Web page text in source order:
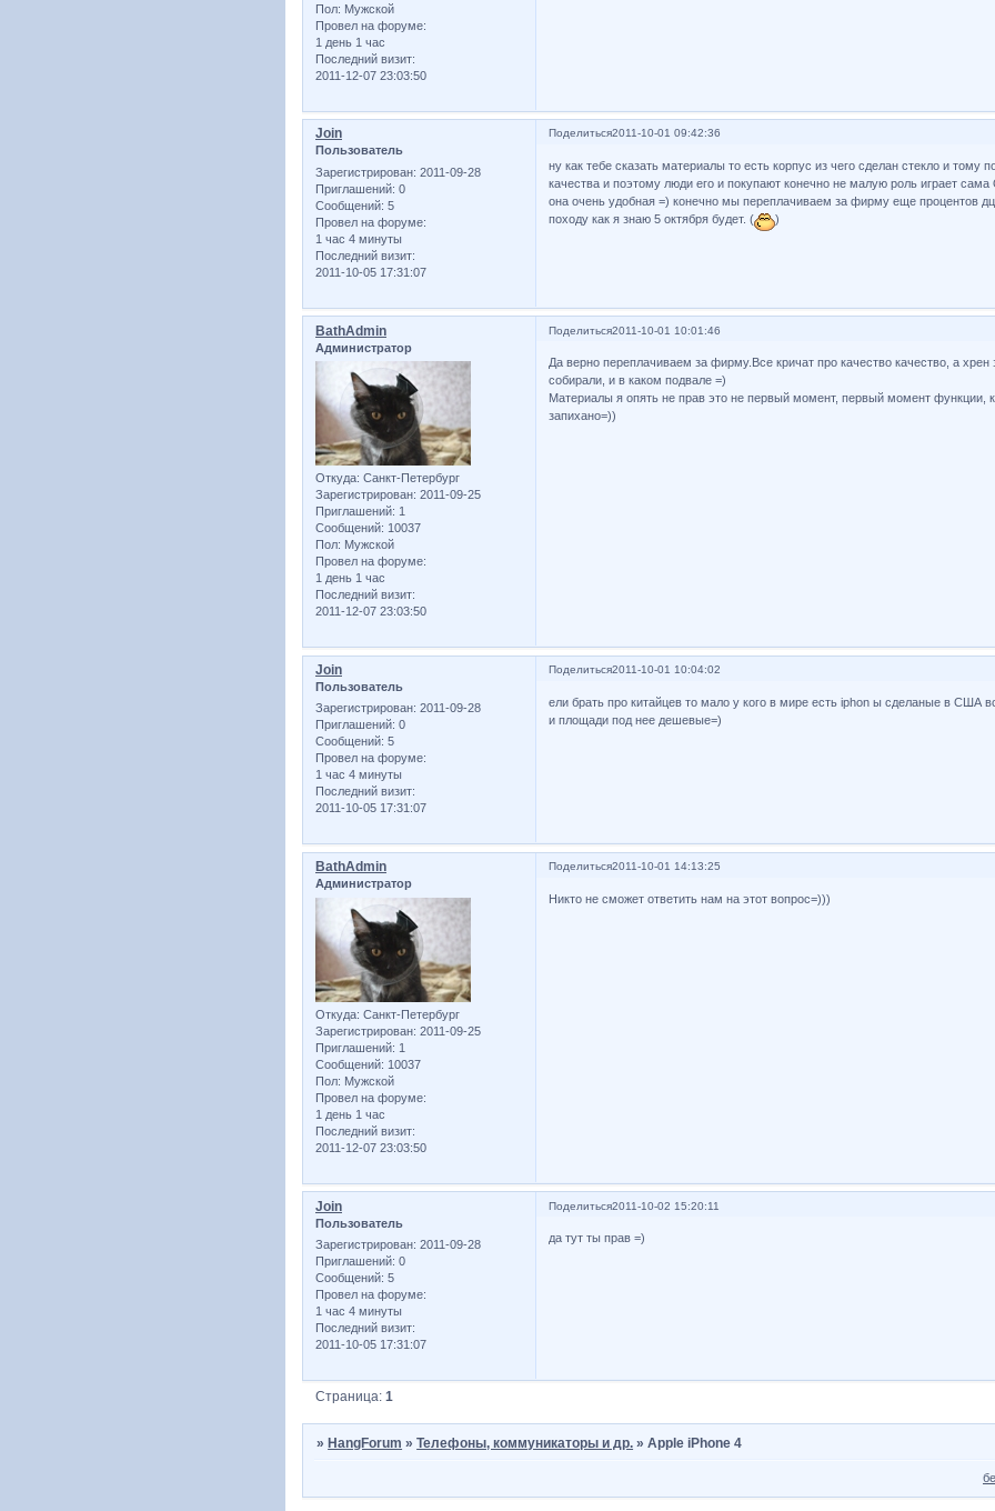
Пол: Мужской
Провел на форуме:
1 день 1 час
Последний визит:
2011-12-07 23:03:50
Поделиться2011-10-01 09:42:36
Join
Пользователь
Зарегистрирован: 2011-09-28
Приглашений: 0
Сообщений: 5
Провел на форуме:
1 час 4 минуты
Последний визит:
2011-10-05 17:31:07
ну как тебе сказать материалы то есть корпус из чего сделан стекло и тому
качества и поэтому люди его и покупают конечно не малую роль играет
она очень удобная =) конечно мы переплачиваем за фирму еще процентов
походу как я знаю 5 октября будет. (
)
Поделиться2011-10-01 10:01:46
BathAdmin
Администратор
Откуда: Санкт-Петербург
Зарегистрирован: 2011-09-25
Приглашений: 1
Сообщений: 10037
Пол: Мужской
Провел на форуме:
1 день 1 час
Последний визит:
2011-12-07 23:03:50
Да верно переплачиваем за фирму.Все кричат про качество качество, а хрен
собирали, и в каком подвале =)
Материалы я опять не прав это не первый момент, первый момент функции,
запихано=))
Поделиться2011-10-01 10:04:02
Join
Пользователь
Зарегистрирован: 2011-09-28
Приглашений: 0
Сообщений: 5
Провел на форуме:
1 час 4 минуты
Последний визит:
2011-10-05 17:31:07
ели брать про китайцев то мало у кого в мире есть iphon ы сделаные в США
и площади под нее дешевые=)
Поделиться2011-10-01 14:13:25
BathAdmin
Администратор
Откуда: Санкт-Петербург
Зарегистрирован: 2011-09-25
Приглашений: 1
Сообщений: 10037
Пол: Мужской
Провел на форуме:
1 день 1 час
Последний визит:
2011-12-07 23:03:50
Никто не сможет ответить нам на этот вопрос=)))
Поделиться2011-10-02 15:20:11
Join
Пользователь
Зарегистрирован: 2011-09-28
Приглашений: 0
Сообщений: 5
Провел на форуме:
1 час 4 минуты
Последний визит:
2011-10-05 17:31:07
да тут ты прав =)
Страница:1
»HangForum »Телефоны, коммуникаторы и др. »Apple iPhone 4